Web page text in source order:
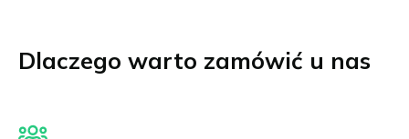
Dlaczego warto zamówić u nas